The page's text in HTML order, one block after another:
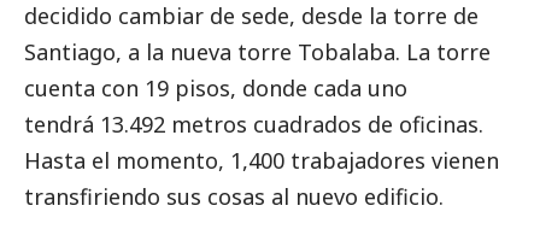
decidido cambiar de sede, desde la torre de
Santiago, a la nueva torre Tobalaba. La torre
cuenta con 19 pisos, donde cada uno
tendrá 13.492 metros cuadrados de oficinas.
Hasta el momento, 1,400 trabajadores vienen
transfiriendo sus cosas al nuevo edificio.